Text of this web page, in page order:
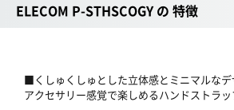
ELECOM P-STHSCOGY の 特徴
■くしゅくしゅとした立体感とミニマルなデ
アクセサリー感覚で楽しめるハンドストラッ